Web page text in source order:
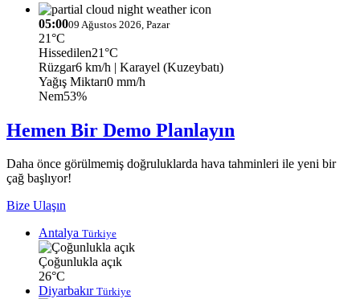
05:0009 Ağustos 2026, Pazar
21°C
Hissedilen21°C
Rüzgar6 km/h | Karayel (Kuzeybatı)
Yağış Miktarı0 mm/h
Nem53%
Hemen Bir Demo Planlayın
Daha önce görülmemiş doğruluklarda hava tahminleri ile yeni bir
çağ başlıyor!
Bize Ulaşın
Antalya Türkiye
Çoğunlukla açık
26°C
Diyarbakır Türkiye